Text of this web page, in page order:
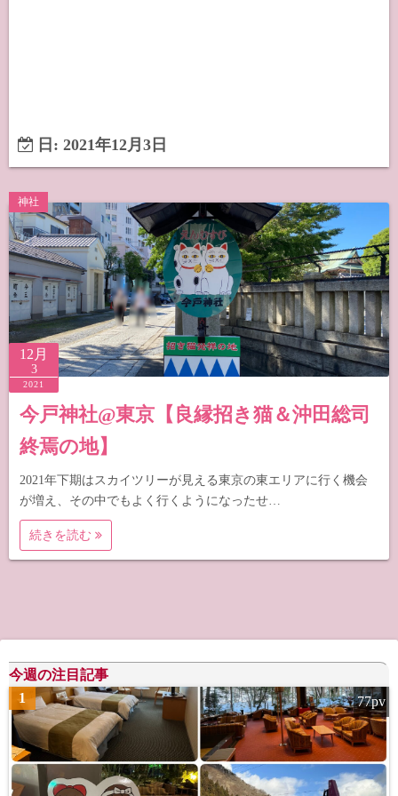
日: 2021年12月3日
神社
12月
3
2021
今戸神社@東京【良縁招き猫＆沖田総司
終焉の地】
2021年下期はスカイツリーが見える東京の東エリアに行く機会
が増え、その中でもよく行くようになったせ…
続きを読む
今週の注目記事
1
77pv